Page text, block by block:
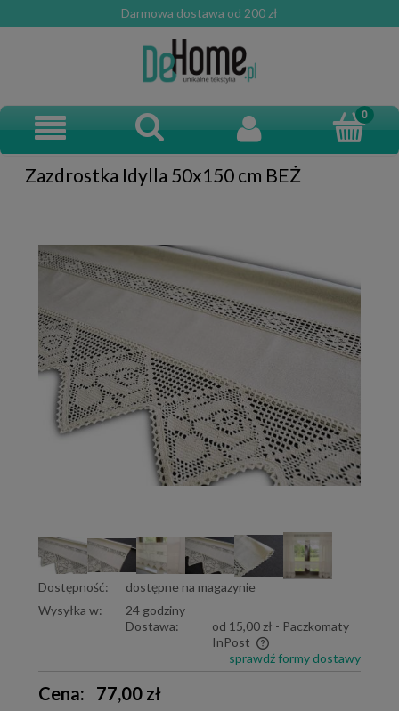
Darmowa dostawa od 200 zł
Zazdrostka Idylla 50x150 cm BEŻ
Dostępność:
dostępne na magazynie
Wysyłka w:
24 godziny
Dostawa:
od 15,00 zł - Paczkomaty
InPost
Cena nie zawiera ewentualnych kosztów płatności
sprawdź formy dostawy
Cena: 77,00 zł